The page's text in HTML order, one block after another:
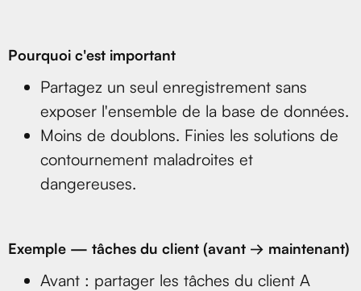
Pourquoi c'est important
Partagez un seul enregistrement sans
exposer l'ensemble de la base de données.
Moins de doublons. Finies les solutions de
contournement maladroites et
dangereuses.
Exemple — tâches du client (avant → maintenant)
Avant : partager les tâches du client A